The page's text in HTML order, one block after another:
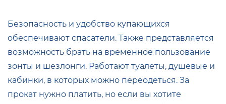
Безопасность и удобство купающихся
обеспечивают спасатели. Также представляется
возможность брать на временное пользование
зонты и шезлонги. Работают туалеты, душевые и
кабинки, в которых можно переодеться. За
прокат нужно платить, но если вы хотите